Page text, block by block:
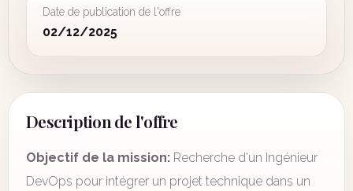
Date de publication de l'offre
02/12/2025
Description de l'offre
Objectif de la mission: Recherche d'un Ingénieur
DevOps pour intégrer un projet technique dans un